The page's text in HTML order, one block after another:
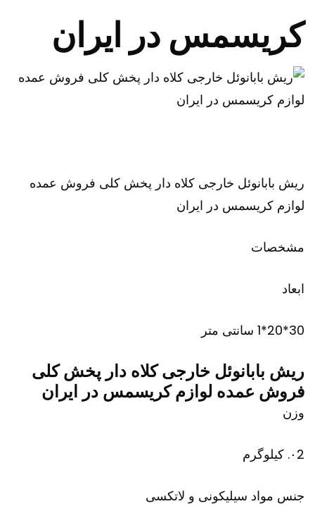
کریسمس در ایران
ریش بابانوئل خارجی کلاه دار پخش کلی فروش عمده
لوازم کریسمس در ایران
مشخصات
ابعاد
30*20*1 سانتی متر
ریش بابانوئل خارجی کلاه دار پخش کلی
فروش عمده لوازم کریسمس در ایران
وزن
۰2. کیلوگرم
جنس مواد سیلیکونی و لاتکسی